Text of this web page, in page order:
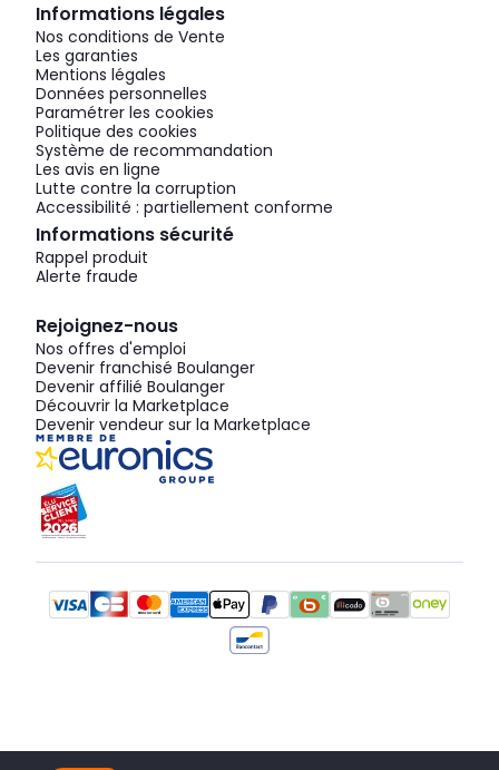
Informations légales
Nos conditions de Vente
Les garanties
Mentions légales
Données personnelles
Paramétrer les cookies
Politique des cookies
Système de recommandation
Les avis en ligne
Lutte contre la corruption
Accessibilité : partiellement conforme
Informations sécurité
Rappel produit
Alerte fraude
Rejoignez-nous
Nos offres d'emploi
Devenir franchisé Boulanger
Devenir affilié Boulanger
Découvrir la Marketplace
Devenir vendeur sur la Marketplace